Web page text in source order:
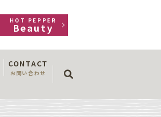
CONTACT
お問い合わせ
HOT PEPPER
Beauty